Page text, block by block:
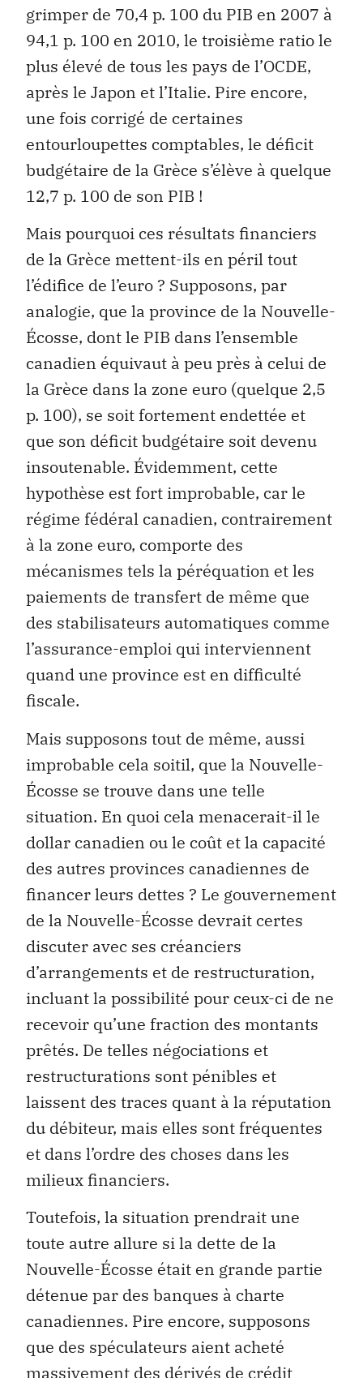
grimper de 70,4 p. 100 du PIB en 2007 à
94,1 p. 100 en 2010, le troisième ratio le
plus élevé de tous les pays de l’OCDE,
après le Japon et l’Italie. Pire encore,
une fois corrigé de certaines
entourloupettes comptables, le déficit
budgétaire de la Grèce s’élève à quelque
12,7 p. 100 de son PIB !
Mais pourquoi ces résultats financiers
de la Grèce mettent-ils en péril tout
l’édifice de l’euro ? Supposons, par
analogie, que la province de la Nouvelle-
Écosse, dont le PIB dans l’ensemble
canadien équivaut à peu près à celui de
la Grèce dans la zone euro (quelque 2,5
p. 100), se soit fortement endettée et
que son déficit budgétaire soit devenu
insoutenable. Évidemment, cette
hypothèse est fort improbable, car le
régime fédéral canadien, contrairement
à la zone euro, comporte des
mécanismes tels la péréquation et les
paiements de transfert de même que
des stabilisateurs automatiques comme
l’assurance-emploi qui interviennent
quand une province est en difficulté
fiscale.
Mais supposons tout de même, aussi
improbable cela soitil, que la Nouvelle-
Écosse se trouve dans une telle
situation. En quoi cela menacerait-il le
dollar canadien ou le coût et la capacité
des autres provinces canadiennes de
financer leurs dettes ? Le gouvernement
de la Nouvelle-Écosse devrait certes
discuter avec ses créanciers
d’arrangements et de restructuration,
incluant la possibilité pour ceux-ci de ne
recevoir qu’une fraction des montants
prêtés. De telles négociations et
restructurations sont pénibles et
laissent des traces quant à la réputation
du débiteur, mais elles sont fréquentes
et dans l’ordre des choses dans les
milieux financiers.
Toutefois, la situation prendrait une
toute autre allure si la dette de la
Nouvelle-Écosse était en grande partie
détenue par des banques à charte
canadiennes. Pire encore, supposons
que des spéculateurs aient acheté
massivement des dérivés de crédit